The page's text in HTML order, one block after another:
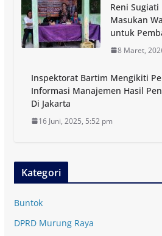
Reni Sugiati
Masukan
untuk
8 Maret,
Inspektorat Bartim Mengikiti
Informasi Manajemen Hasil
Di Jakarta
16 Juni, 2025, 5:52 pm
Kategori
Buntok
DPRD Murung Raya